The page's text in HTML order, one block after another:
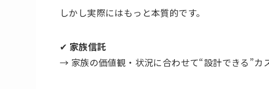
しかし実際にはもっと本質的です。
✔ 家族信託
→ 家族の価値観・状況に合わせて“設計できる”カ